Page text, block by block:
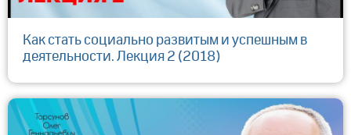
Как стать социально развитым и успешным в
деятельности. Лекция 2 (2018)